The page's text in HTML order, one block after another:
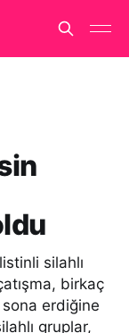
silahlı
birkaç
erdiğine
gruplar,